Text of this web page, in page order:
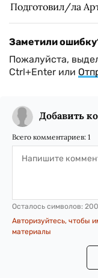
Подготовил/ла
Заметили
Пожалуйста,
Ctrl+Enter или
Добавить
Всего комментариев: 1
Осталось символов:
Авторизуйтесь, чтобы
материалы